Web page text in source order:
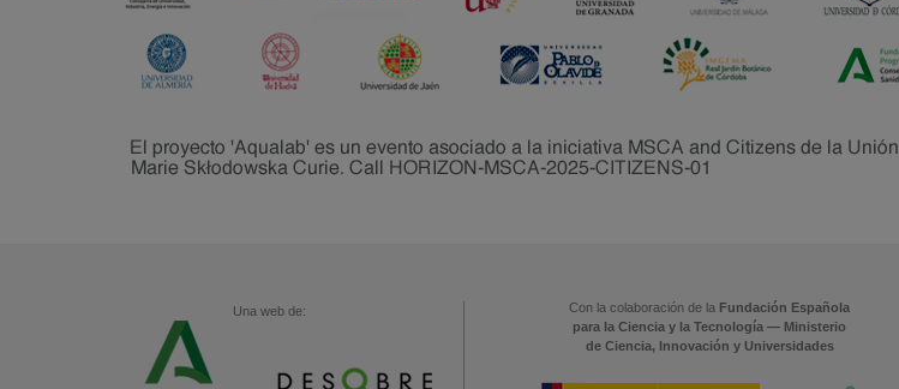
Una web de: Con la colaboración de la Fundación Española
para la Ciencia y la Tecnología — Ministerio
de Ciencia, Innovación y Universidades